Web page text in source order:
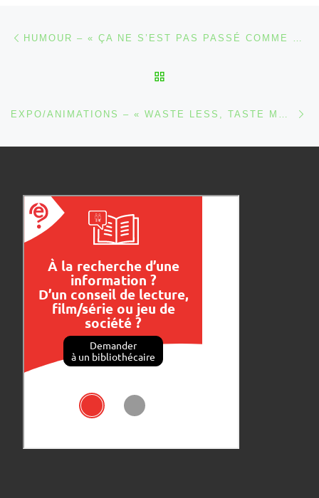
Parcourir les articles